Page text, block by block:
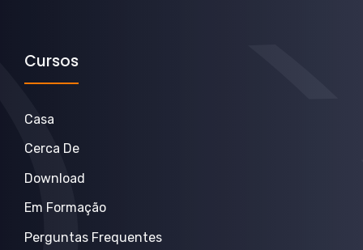
Cursos
Casa
Cerca De
Download
Em Formação
Perguntas Frequentes